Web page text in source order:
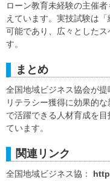
ローン教育未経験の主催
えています。実技試験は
可能であり、広々とした
す。
まとめ
全国地域ビジネス協会が
リテラシー獲得に効果的
で活躍できる人材育成を
ています。
関連リンク
全国地域ビジネス協：